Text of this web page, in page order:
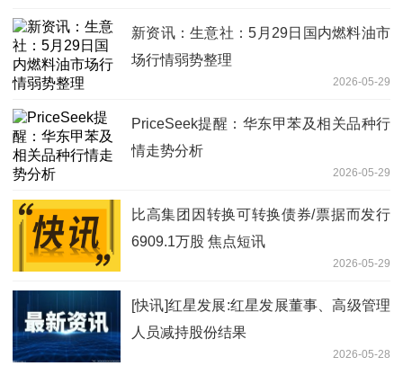
新资讯：生意社：5月29日国内燃料油市
场行情弱势整理
2026-05-29
PriceSeek提醒：华东甲苯及相关品种行
情走势分析
2026-05-29
比高集团因转换可转换债券/票据而发行
6909.1万股 焦点短讯
2026-05-29
[快讯]红星发展:红星发展董事、高级管理
人员减持股份结果
2026-05-28